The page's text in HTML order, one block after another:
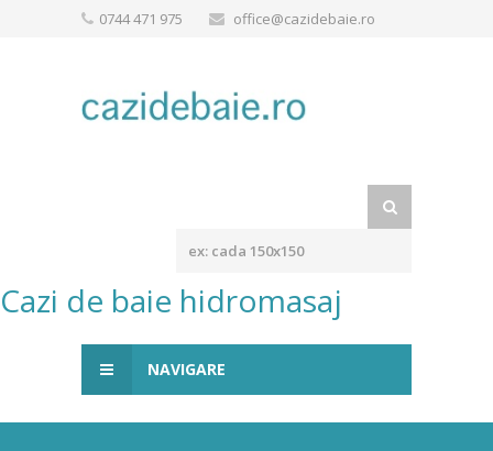
0744 471 975 office@cazidebaie.ro
Cazi de baie hidromasaj
NAVIGARE